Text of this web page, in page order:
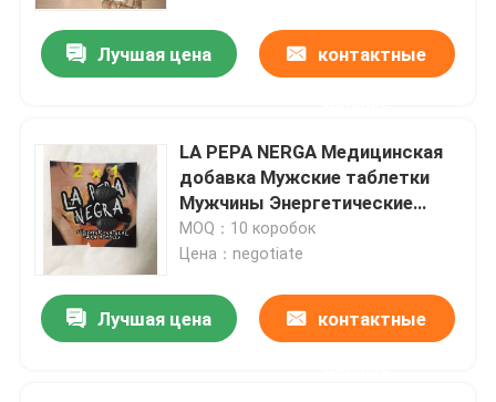
Лучшая цена контактные
LA PEPA NERGA Медицинская
добавка Мужские таблетки
Мужчины Энергетические
капсулы
MOQ：10 коробок
Цена：negotiate
Лучшая цена контактные